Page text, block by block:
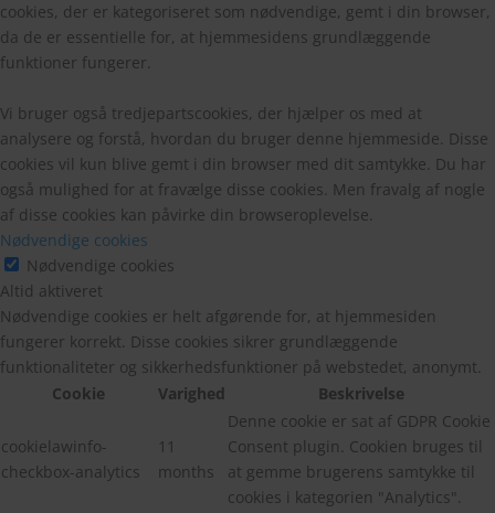
cookies, der er kategoriseret som nødvendige, gemt i din browser,
da de er essentielle for, at hjemmesidens grundlæggende
funktioner fungerer.
Vi bruger også tredjepartscookies, der hjælper os med at
analysere og forstå, hvordan du bruger denne hjemmeside. Disse
cookies vil kun blive gemt i din browser med dit samtykke. Du har
også mulighed for at fravælge disse cookies. Men fravalg af nogle
af disse cookies kan påvirke din browseroplevelse.
Nødvendige cookies
Nødvendige cookies
Altid aktiveret
Nødvendige cookies er helt afgørende for, at hjemmesiden
fungerer korrekt. Disse cookies sikrer grundlæggende
funktionaliteter og sikkerhedsfunktioner på webstedet, anonymt.
Cookie
Varighed Beskrivelse
cookielawinfo-
checkbox-analytics
11
months
Denne cookie er sat af GDPR Cookie
Consent plugin. Cookien bruges til
at gemme brugerens samtykke til
cookies i kategorien "Analytics".